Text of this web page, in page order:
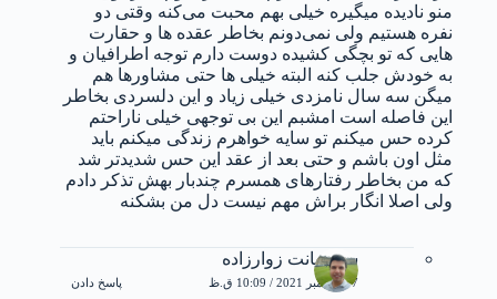
منو نادیده میگیره خیلی بهم محبت می‌کنه وقتی دو
نفره هستیم ولی نمی‌دونم بخاطر عقده ها و حقارت
هایی که تو بچگی کشیده دوست دارم توجه اطرافیان و
به خودش جلب کنه البته خیلی ها حتی مشاورها هم
میگن سه سال نامزدی خیلی زیاد و این دلسردی بخاطر
این فاصله است امشبم این بی توجهی خیلی ناراحتم
کرده حس میکنم تو سایه خواهرم زندگی میکنم باید
مثل اون باشم و حتی بعد از عقد این حس شدیدتر شد
که من بخاطر رفتارهای همسرم چندبار بهش تذکر دادم
ولی اصلا انگار براش مهم نیست دل من بشکنه
سوشیانت زوارزاده
17 دسامبر 2021 / 10:09 ق.ظ پاسخ دادن